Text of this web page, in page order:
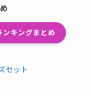
キングまとめ
セット